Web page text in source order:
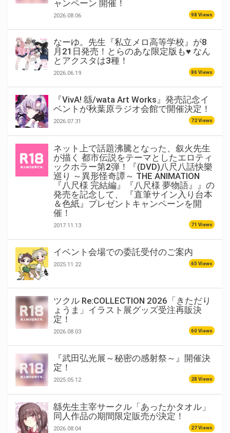
ャンペーン 開催！
2026.08.06 98 Views
なーゆ。先生『私立メロ高等学校』が8
月21日発売！とらのあな限定版も♥ なん
とアクスタは3種！
2026.06.19 86 Views
『VivA! 緜/wata Art Works』発売記念イ
ベントが秋葉原ラジオ会館で開催決定！
2026.07.31 72 Views
ネット上で話題沸騰となった、叙火先生
が描く 都市伝説をテーマとしたエロティ
ックホラー第2弾！『(DVD)八尺八話快樂
巡り ～異形怪奇譚～ THE ANIMATION
『八尺様 完結編』『八尺様 夢物語』』の
発売を記念して、 『直筆サイン入り台本
＆色紙』プレゼントキャンペーンを開
催！
2017.11.13 71 Views
イベント会場での委託受付のご案内
2025.11.22 65 Views
ツクル Re:COLLECTION 2026「きただり
ょうま」イラスト展グッズ受注再販決
定！
2026.08.03 60 Views
『武田弘光展～秘密の感射祭～』開催決
定！
2025.05.12 28 Views
緜先生主宰サークル「あったかタオル」
同人作品の期間限定販売が決定！
2026.08.04 27 Views